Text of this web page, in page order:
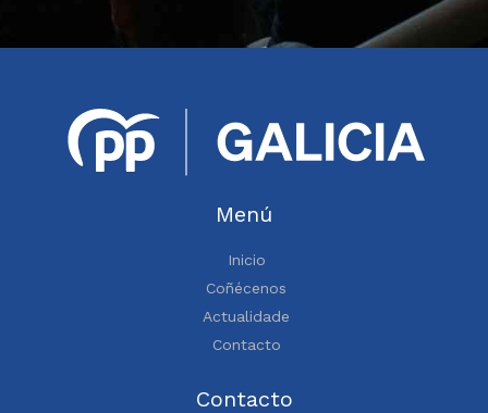
Menú
Inicio
Coñécenos
Actualidade
Contacto
Contacto